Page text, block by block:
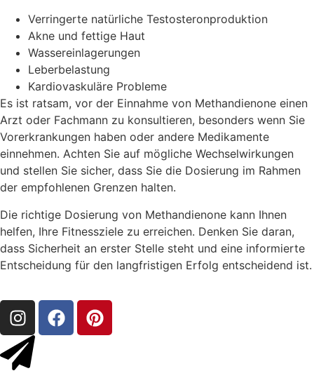
Verringerte natürliche Testosteronproduktion
Akne und fettige Haut
Wassereinlagerungen
Leberbelastung
Kardiovaskuläre Probleme
Es ist ratsam, vor der Einnahme von Methandienone einen
Arzt oder Fachmann zu konsultieren, besonders wenn Sie
Vorerkrankungen haben oder andere Medikamente
einnehmen. Achten Sie auf mögliche Wechselwirkungen
und stellen Sie sicher, dass Sie die Dosierung im Rahmen
der empfohlenen Grenzen halten.
Die richtige Dosierung von Methandienone kann Ihnen
helfen, Ihre Fitnessziele zu erreichen. Denken Sie daran,
dass Sicherheit an erster Stelle steht und eine informierte
Entscheidung für den langfristigen Erfolg entscheidend ist.